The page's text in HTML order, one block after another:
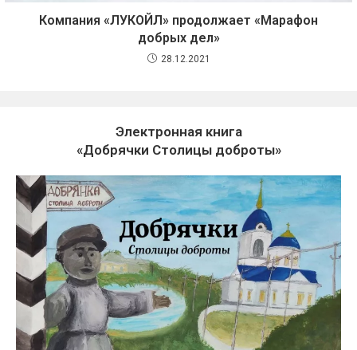
Компания «ЛУКОЙЛ» продолжает «Марафон
добрых дел»
28.12.2021
Электронная книга
«Добрячки Столицы доброты»